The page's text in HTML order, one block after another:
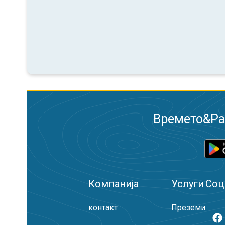
Компанија
контакт
Услуги
Преземи